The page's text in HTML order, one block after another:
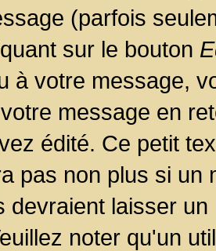
(parfois
sur le bouton
à votre message,
message en
édité. Ce petit
pas non plus si un
devraient laisser
noter qu'un